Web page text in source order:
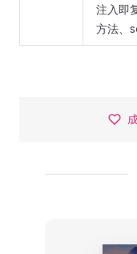
注入即
方法、